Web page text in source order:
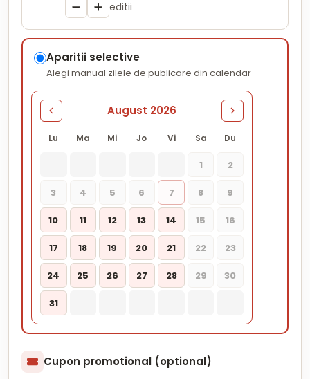
editii
Aparitii selective
Alegi manual zilele de publicare din calendar
August 2026
Lu Ma Mi Jo Vi Sa Du
1 2
3 4 5 6 7 8 9
10 11 12 13 14 15 16
17 18 19 20 21 22 23
24 25 26 27 28 29 30
31
Cupon promotional (optional)